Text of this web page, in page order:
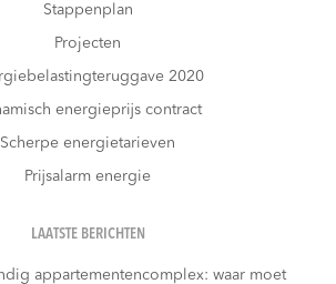
Stappenplan
Projecten
2020
energieprijs contract
Scherpe energietarieven
Prijsalarm energie
LAATSTE BERICHTEN
appartementencomplex: waar moet